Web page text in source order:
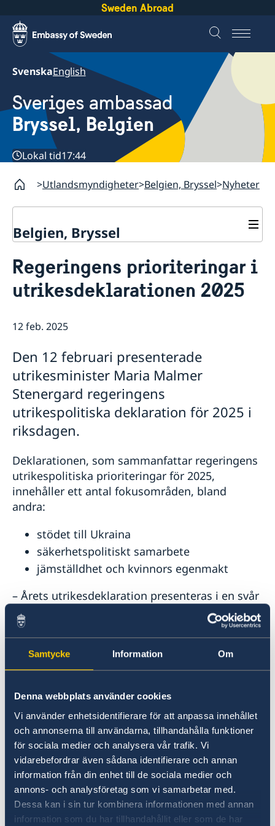
Samtycke Information Om
Denna webbplats använder cookies
Vi använder enhetsidentifierare för att anpassa innehållet
och annonserna till användarna, tillhandahålla funktioner
för sociala medier och analysera vår trafik. Vi
vidarebefordrar även sådana identifierare och annan
information från din enhet till de sociala medier och
annons- och analysföretag som vi samarbetar med.
Dessa kan i sin tur kombinera informationen med annan
information som du har tillhandahållit eller som de har
Sweden Abroad
SvenskaEnglish
Sveriges ambassad
Bryssel, Belgien
Lokal tid17:44
Utlandsmyndigheter Belgien, Bryssel Nyheter
Belgien, Bryssel
Tidsbokning
Om oss
Vi är en resurs för svenska företag
Så kan du få stöd
Svenska företag i Belgien och Luxemburg
Anmäl handelshinder
Nyheter
Regeringens prioriteringar i
utrikesdeklarationen 2025
12 feb. 2025
Den 12 februari presenterade
utrikesminister Maria Malmer
Stenergard regeringens
utrikespolitiska deklaration för 2025 i
riksdagen.
Deklarationen, som sammanfattar regeringens
utrikespolitiska prioriteringar för 2025,
innehåller ett antal fokusområden, bland
andra:
stödet till Ukraina
säkerhetspolitiskt samarbete
jämställdhet och kvinnors egenmakt
– Årets utrikesdeklaration presenteras i en svår
säkerhetspolitisk tid. Vi – Sverige, EU och Nato
– befinner oss i en långvarig och långtgående
konfrontation med Ryssland. Ryssland kommer
fortsätta utgöra ett allvarligt hot mot
säkerheten i Europa, oavsett utfallet av kriget i
motverka Rysslands förmåga att göra oss
skada, inte minst genom att stödja Ukraina,
säger utrikesminister Maria Malmer
Stenergard.
Läs hela utrikesdeklarationen på regeringen.se